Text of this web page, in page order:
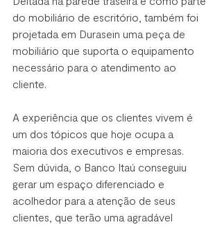
do mobiliário de escritório, também foi
projetada em Durasein uma peça de
mobiliário que suporta o equipamento
necessário para o atendimento ao
cliente.
A experiência que os clientes vivem é
um dos tópicos que hoje ocupa a
maioria dos executivos e empresas.
Sem dúvida, o Banco Itaú conseguiu
gerar um espaço diferenciado e
acolhedor para a atenção de seus
clientes, que terão uma agradável